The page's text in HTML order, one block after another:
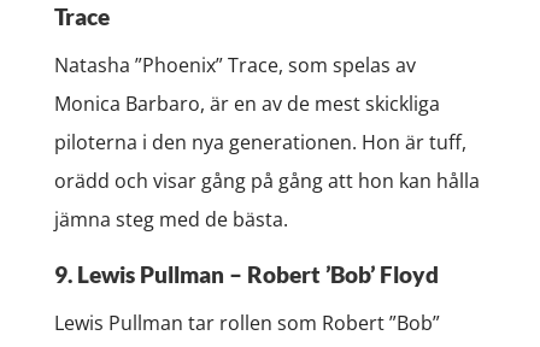
Trace
Natasha ”Phoenix” Trace, som spelas av
Monica Barbaro, är en av de mest skickliga
piloterna i den nya generationen. Hon är tuff,
orädd och visar gång på gång att hon kan hålla
jämna steg med de bästa.
9. Lewis Pullman – Robert ’Bob’ Floyd
Lewis Pullman tar rollen som Robert ”Bob”